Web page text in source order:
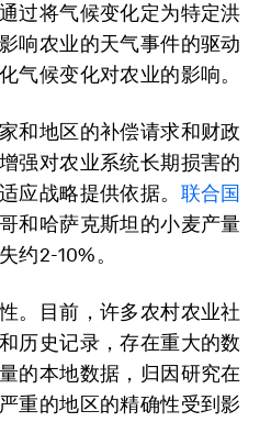
过将气候变化定为特定洪
响农业的天气事件的驱动
气候变化对农业的影响。
和地区的补偿请求和财政
强对农业系统长期损害的
应战略提供依据。 联合国
和哈萨克斯坦的小麦产量
约2-10%。
。目前，许多农村农业社
历史记录，存在重大的数
的本地数据，归因研究在
重的地区的精确性受到影